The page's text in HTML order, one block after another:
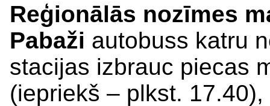
Reģionālās nozīmes
Pabaži autobuss katru
stacijas izbrauc piecas
(iepriekš – plkst.